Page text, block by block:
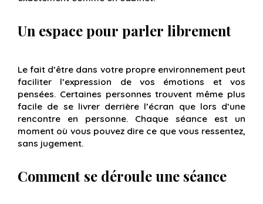
Un espace pour parler librement
Le fait d’être dans votre propre environnement peut
faciliter l’expression de vos émotions et vos
pensées. Certaines personnes trouvent même plus
facile de se livrer derrière l’écran que lors d’une
rencontre en personne. Chaque séance est un
moment où vous pouvez dire ce que vous ressentez,
sans jugement.
Comment se déroule une séance